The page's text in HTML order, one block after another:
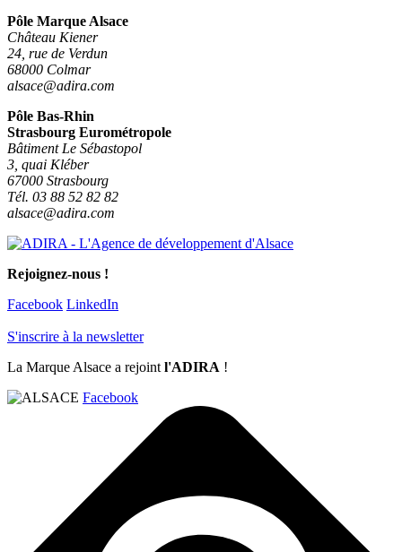
Pôle Marque Alsace
Château Kiener
24, rue de Verdun
68000 Colmar
alsace@adira.com
Pôle Bas-Rhin
Strasbourg Eurométropole
Bâtiment Le Sébastopol
3, quai Kléber
67000 Strasbourg
Tél. 03 88 52 82 82
alsace@adira.com
Rejoignez-nous !
Facebook LinkedIn
S'inscrire à la newsletter
La Marque Alsace a rejointl'ADIRA !
Facebook